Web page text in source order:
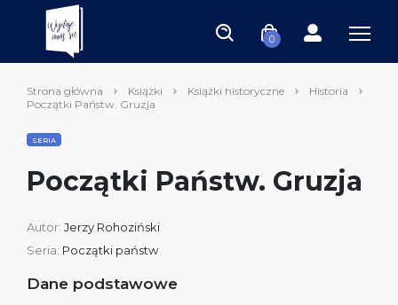
0
Strona główna Książki Książki historyczne
Historia
Początki Państw. Gruzja
SERIA
Początki Państw. Gruzja
Autor: Jerzy Rohoziński
Seria: Początki państw
Dane podstawowe